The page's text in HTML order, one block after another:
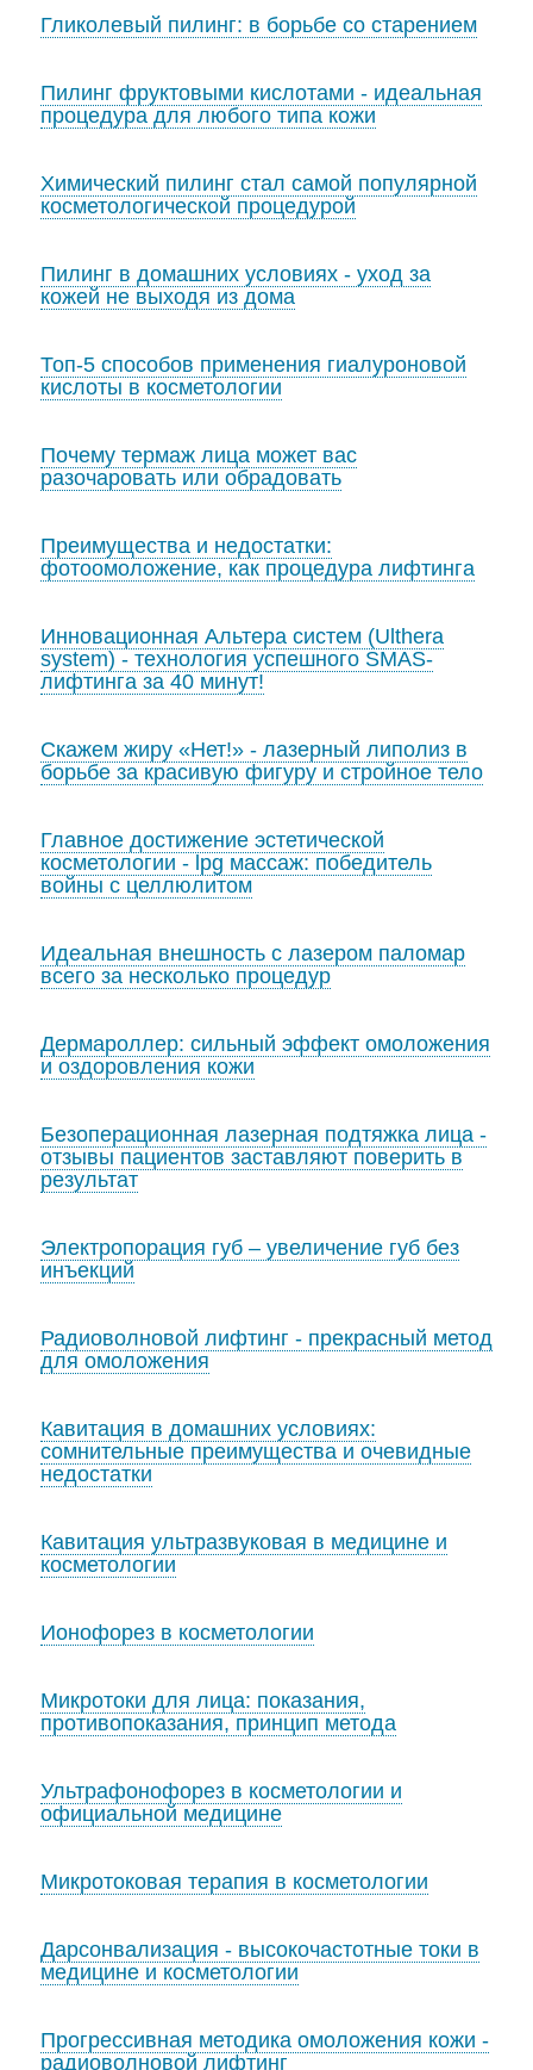
Гликолевый пилинг: в борьбе со старением
Пилинг фруктовыми кислотами - идеальная
процедура для любого типа кожи
Химический пилинг стал самой популярной
косметологической процедурой
Пилинг в домашних условиях - уход за
кожей не выходя из дома
Топ-5 способов применения гиалуроновой
кислоты в косметологии
Почему термаж лица может вас
разочаровать или обрадовать
Преимущества и недостатки:
фотоомоложение, как процедура лифтинга
Инновационная Альтера систем (Ulthera
system) - технология успешного SMAS-
лифтинга за 40 минут!
Скажем жиру «Нет!» - лазерный липолиз в
борьбе за красивую фигуру и стройное тело
Главное достижение эстетической
косметологии - lpg массаж: победитель
войны с целлюлитом
Идеальная внешность с лазером паломар
всего за несколько процедур
Дермароллер: сильный эффект омоложения
и оздоровления кожи
Безоперационная лазерная подтяжка лица -
отзывы пациентов заставляют поверить в
результат
Электропорация губ – увеличение губ без
инъекций
Радиоволновой лифтинг - прекрасный метод
для омоложения
Кавитация в домашних условиях:
сомнительные преимущества и очевидные
недостатки
Кавитация ультразвуковая в медицине и
косметологии
Ионофорез в косметологии
Микротоки для лица: показания,
противопоказания, принцип метода
Ультрафонофорез в косметологии и
официальной медицине
Микротоковая терапия в косметологии
Дарсонвализация - высокочастотные токи в
медицине и косметологии
Прогрессивная методика омоложения кожи -
радиоволновой лифтинг